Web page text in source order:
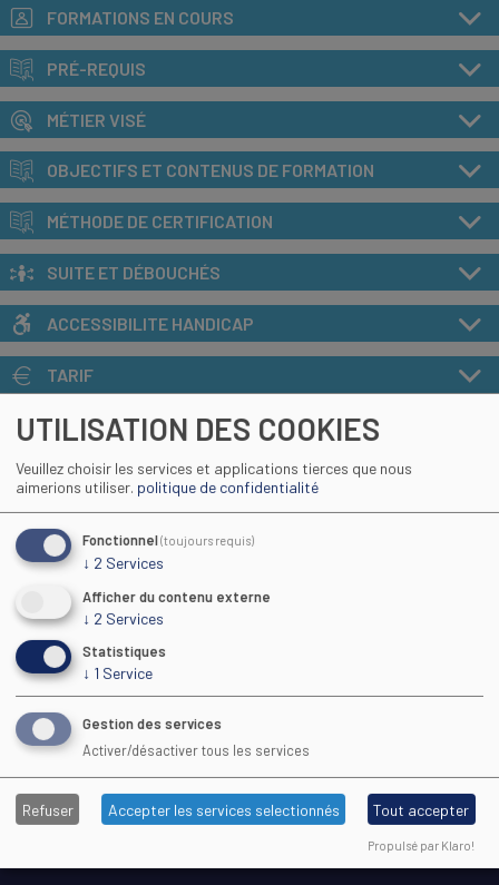
FORMATIONS EN COURS
PRÉ-REQUIS
MÉTIER VISÉ
OBJECTIFS ET CONTENUS DE FORMATION
MÉTHODE DE CERTIFICATION
SUITE ET DÉBOUCHÉS
ACCESSIBILITE HANDICAP
TARIF
INDICATEURS GÉNÉRAUX CFA
INDICATEURS DE LA FORMATION
Maison Régionale des Sports
1039 rue Georges Méliès CS 37093
34967 Montpellier Cedex 2
04 67 61 72 28 (9h–13h)
cfa@cfa-sport.com
UTILISATION DES COOKIES
Veuillez choisir les services et applications tierces que nous
aimerions utiliser. politique de confidentialité
Fonctionnel(toujours requis)
↓ 2 Services
Afficher du contenu externe
↓ 2 Services
Statistiques
↓ 1 Service
Gestion des services
Activer/désactiver tous les services
Refuser Accepter les services selectionnés Tout accepter
Propulsé par Klaro!